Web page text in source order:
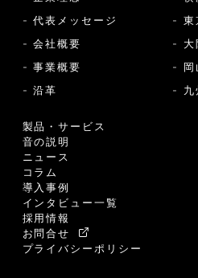
- 代表メッセージ
- 会社概要
- 事業概要
- 沿革
製品・サービス
音の説明
ニュース
コラム
導入事例
インタビュー一覧
採用情報
お問合せ
プライバシーポリシー
- 東
- 大
- 岡
- 九